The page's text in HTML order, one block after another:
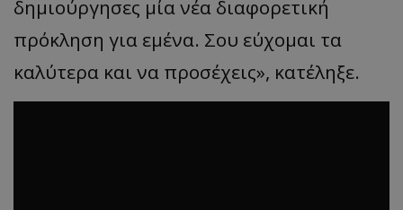
δημιούργησες μία νέα διαφορετική
πρόκληση για εμένα. Σου εύχομαι τα
καλύτερα και να προσέχεις», κατέληξε.